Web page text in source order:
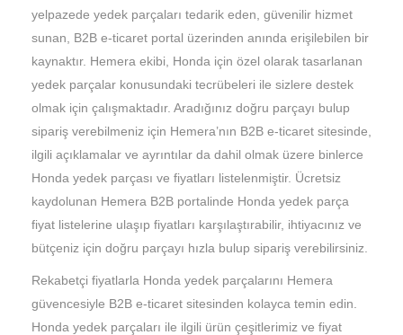
yelpazede yedek parçaları tedarik eden, güvenilir hizmet
sunan, B2B e-ticaret portal üzerinden anında erişilebilen bir
kaynaktır. Hemera ekibi, Honda için özel olarak tasarlanan
yedek parçalar konusundaki tecrübeleri ile sizlere destek
olmak için çalışmaktadır. Aradığınız doğru parçayı bulup
sipariş verebilmeniz için Hemera’nın B2B e-ticaret sitesinde,
ilgili açıklamalar ve ayrıntılar da dahil olmak üzere binlerce
Honda yedek parçası ve fiyatları listelenmiştir. Ücretsiz
kaydolunan Hemera B2B portalinde Honda yedek parça
fiyat listelerine ulaşıp fiyatları karşılaştırabilir, ihtiyacınız ve
bütçeniz için doğru parçayı hızla bulup sipariş verebilirsiniz.
Rekabetçi fiyatlarla Honda yedek parçalarını Hemera
güvencesiyle B2B e-ticaret sitesinden kolayca temin edin.
Honda yedek parçaları ile ilgili ürün çeşitlerimiz ve fiyat